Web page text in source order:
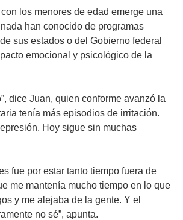
los menores de edad emerge una
han conocido de programas
sus estados o del Gobierno federal
emocional y psicológico de la
dice Juan, quien conforme avanzó la
tenía más episodios de irritación.
Hoy sigue sin muchas
fue por estar tanto tiempo fuera de
me mantenía mucho tiempo en lo que
y me alejaba de la gente. Y el
no sé”, apunta.